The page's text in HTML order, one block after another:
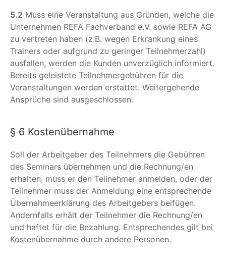
5.2 Muss eine Veranstaltung aus Gründen, welche die
Unternehmen REFA Fachverband e.V. sowie REFA AG
zu vertreten haben (z.B. wegen Erkrankung eines
Trainers oder aufgrund zu geringer Teilnehmerzahl)
ausfallen, werden die Kunden unverzüglich informiert.
Bereits geleistete Teilnehmergebühren für die
Veranstaltungen werden erstattet. Weitergehende
Ansprüche sind ausgeschlossen.
§ 6 Kostenübernahme
Soll der Arbeitgeber des Teilnehmers die Gebühren
des Seminars übernehmen und die Rechnung/en
erhalten, muss er den Teilnehmer anmelden, oder der
Teilnehmer muss der Anmeldung eine entsprechende
Übernahmeerklärung des Arbeitgebers beifügen.
Andernfalls erhält der Teilnehmer die Rechnung/en
und haftet für die Bezahlung. Entsprechendes gilt bei
Kostenübernahme durch andere Personen.